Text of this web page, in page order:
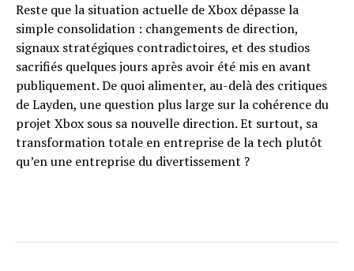
Reste que la situation actuelle de Xbox dépasse la
simple consolidation : changements de direction,
signaux stratégiques contradictoires, et des studios
sacrifiés quelques jours après avoir été mis en avant
publiquement. De quoi alimenter, au-delà des critiques
de Layden, une question plus large sur la cohérence du
projet Xbox sous sa nouvelle direction. Et surtout, sa
transformation totale en entreprise de la tech plutôt
qu’en une entreprise du divertissement ?